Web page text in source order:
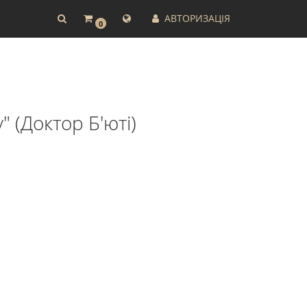
0 АВТОРИЗАЦІЯ
(Доктор Б'юті)